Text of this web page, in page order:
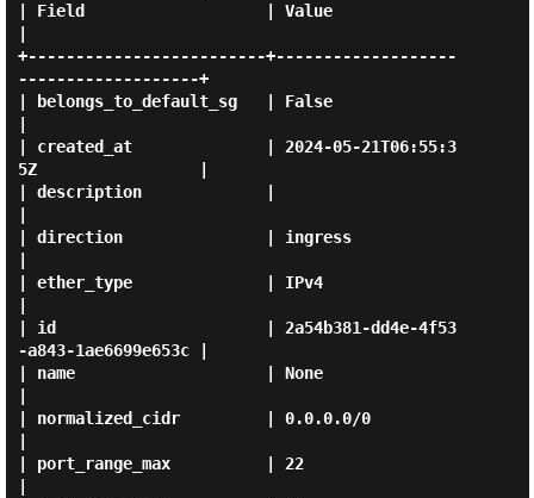
| Field                   | Value
+-------------------------+-------------------
-------------------+
| belongs_to_default_sg   | False
| created_at              | 2024-05-21T06:55:3
5Z                 |
| description             |
| direction               | ingress
| ether_type              | IPv4
| id                      | 2a54b381-dd4e-4f53
-a843-1ae6699e653c |
| name                    | None
| normalized_cidr         | 0.0.0.0/0
| port_range_max          | 22